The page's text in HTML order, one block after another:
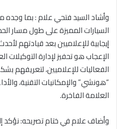
وأشاد السيد فتحي علام : بما
السيارات المميزة على طول مسار
إيجابية للإعلاميين بعد قيادتهم
الإعجاب هو تحفيز لإدارة التوكيلات
الفعاليات للإعلاميين، لتعريفهم
“هونشي” والإمكانيات التقنية،
العلامة الفاخرة.
وأضاف علام في ختام تصريحه: نؤكد